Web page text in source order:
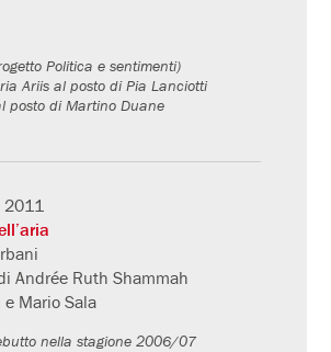
Politica e sentimenti)
Ariis al posto di Pia Lanciotti
posto di Martino Duane
Andrée Ruth Shammah
Mario Sala
nella stagione 2006/07